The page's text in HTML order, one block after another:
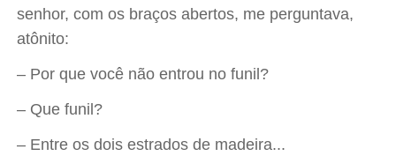
senhor, com os braços abertos, me perguntava,
atônito:
– Por que você não entrou no funil?
– Que funil?
– Entre os dois estrados de madeira...